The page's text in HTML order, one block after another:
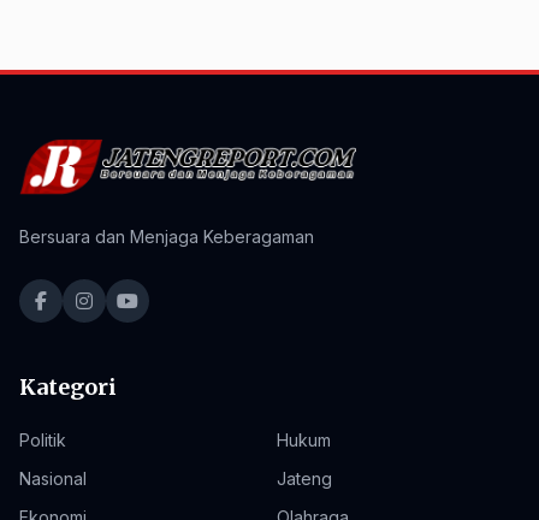
Bersuara dan Menjaga Keberagaman
Kategori
Politik
Hukum
Nasional
Jateng